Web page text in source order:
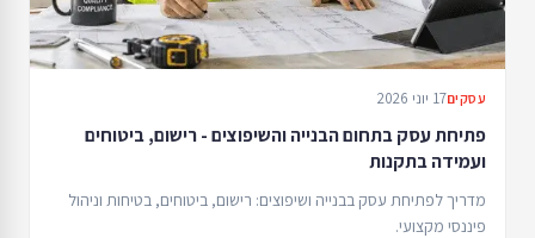
עסקים17 יוני 2026
פתיחת עסק בתחום הבנייה והשיפוצים - רישום, ביטוחים
ועמידה בתקנות
מדריך לפתיחת עסק בבנייה ושיפוצים: רישום, ביטוחים, בטיחות וניהול
פיננסי מקצועי.